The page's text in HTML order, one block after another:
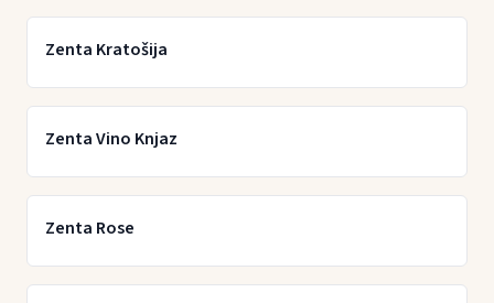
Zenta Kratošija
Zenta Vino Knjaz
Zenta Rose